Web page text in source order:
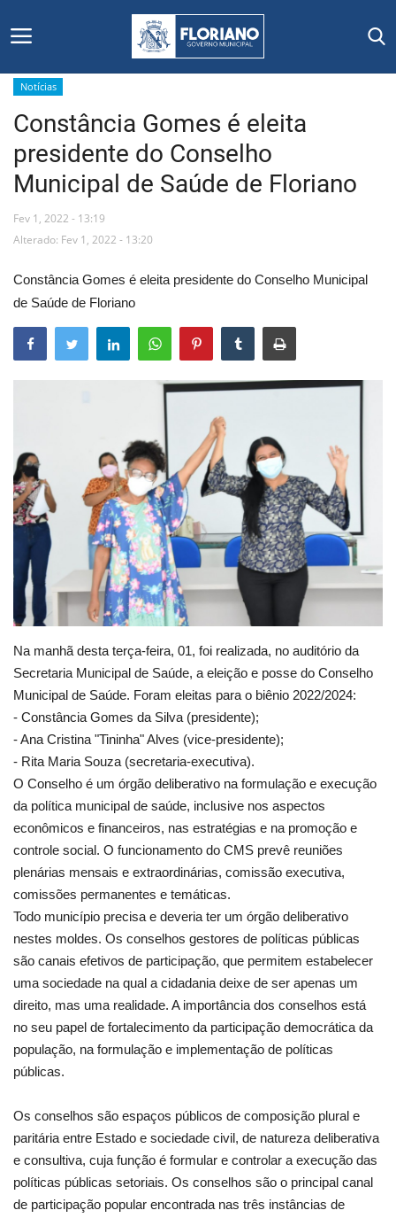
Início
Editais
Floriano
Mural de Licitações
Notícias
Contato
Notícias
Constância Gomes é eleita
presidente do Conselho
Municipal de Saúde de Floriano
Fev 1, 2022 - 13:19
Alterado: Fev 1, 2022 - 13:20
Constância Gomes é eleita presidente do Conselho Municipal
de Saúde de Floriano
Na manhã desta terça-feira, 01, foi realizada, no auditório da
Secretaria Municipal de Saúde, a eleição e posse do Conselho
Municipal de Saúde. Foram eleitas para o biênio 2022/2024:
- Constância Gomes da Silva (presidente);
- Ana Cristina "Tininha" Alves (vice-presidente);
- Rita Maria Souza (secretaria-executiva).
O Conselho é um órgão deliberativo na formulação e execução
da política municipal de saúde, inclusive nos aspectos
econômicos e financeiros, nas estratégias e na promoção e
controle social. O funcionamento do CMS prevê reuniões
plenárias mensais e extraordinárias, comissão executiva,
comissões permanentes e temáticas.
Todo município precisa e deveria ter um órgão deliberativo
nestes moldes. Os conselhos gestores de políticas públicas
são canais efetivos de participação, que permitem estabelecer
uma sociedade na qual a cidadania deixe de ser apenas um
direito, mas uma realidade. A importância dos conselhos está
no seu papel de fortalecimento da participação democrática da
população, na formulação e implementação de políticas
públicas.
Os conselhos são espaços públicos de composição plural e
paritária entre Estado e sociedade civil, de natureza deliberativa
e consultiva, cuja função é formular e controlar a execução das
políticas públicas setoriais. Os conselhos são o principal canal
de participação popular encontrada nas três instâncias de